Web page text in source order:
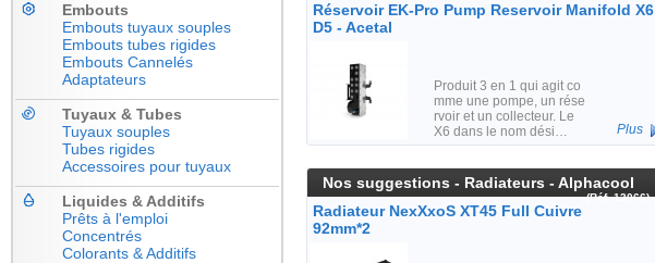
Embouts
Embouts tuyaux souples
Embouts tubes rigides
Embouts Cannelés
Adaptateurs
Tuyaux & Tubes
Tuyaux souples
Tubes rigides
Accessoires pour tuyaux
Liquides & Additifs
Prêts à l'emploi
Concentrés
Colorants & Additifs
Réservoir EK-Pro Pump Reservoir Manifold X6
D5 - Acetal
Produit 3 en 1 qui agit co
mme une pompe, un rése
rvoir et un collecteur. Le
X6 dans le nom dési…
Plus
Nos suggestions - Radiateurs - Alphacool
(Réf. 13066)
Radiateur NexXxoS XT45 Full Cuivre
92mm*2